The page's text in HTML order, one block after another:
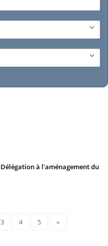
à l'aménagement du
3 4 5
»